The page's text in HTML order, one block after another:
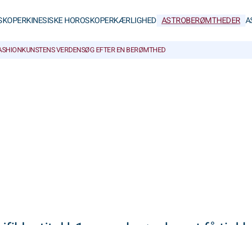
KINESISKE HOROSKOPERKÆRLIGHED ASTROBERØMTHEDER
KUNSTENS VERDENSØG EFTER EN BERØMTHED